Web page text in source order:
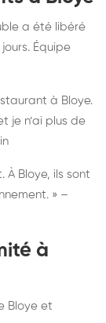
a été libéré
Équipe
à Bloye.
je n’ai plus de
Bloye, ils sont
» –
à
Bloye et